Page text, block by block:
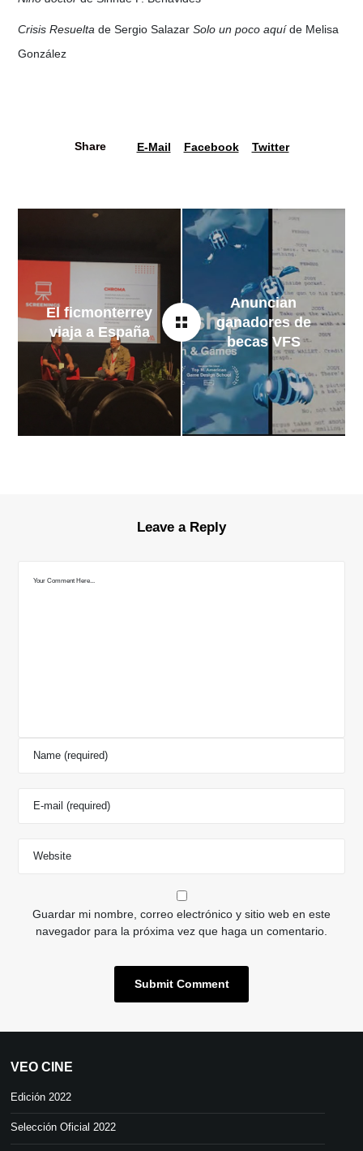
Crisis Resuelta de Sergio SalazarSolo un poco aquíde Melisa
González
Share E-Mail Facebook Twitter
El ficmonterrey
viaja a España
Anuncian
ganadores de
becas VFS
Leave a Reply
Guardar mi nombre, correo electrónico y sitio web en este
navegador para la próxima vez que haga un comentario.
VEO CINE
Edición 2022
Selección Oficial 2022